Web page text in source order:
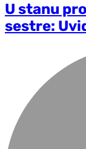
U stanu
sestre: